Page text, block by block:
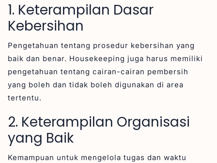
1. Keterampilan Dasar
Kebersihan
Pengetahuan tentang prosedur kebersihan yang
baik dan benar. Housekeeping juga harus memiliki
pengetahuan tentang cairan-cairan pembersih
yang boleh dan tidak boleh digunakan di area
tertentu.
2. Keterampilan Organisasi
yang Baik
Kemampuan untuk mengelola tugas dan waktu